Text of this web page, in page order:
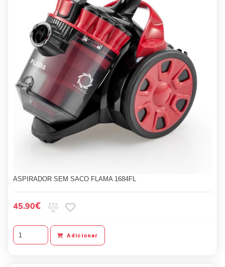
ASPIRADOR SEM SACO FLAMA 1684FL
45.90€
Adicionar